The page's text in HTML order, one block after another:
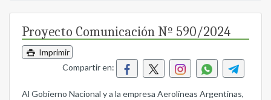
Proyecto Comunicación Nº 590/2024
Imprimir
Compartir en:
Al Gobierno Nacional y a la empresa Aerolíneas Argentinas,